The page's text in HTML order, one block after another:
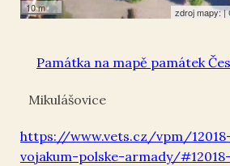
10 m zdroj mapy: |
Památka na mapě památek
Mikulášovice
https://www.vets.cz/vpm/
vojakum-polske-armady/